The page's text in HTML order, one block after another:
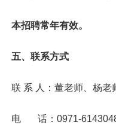
本招聘常年有效。
五、联系方式
联 系 人：董老师、杨老
电 话：0971-